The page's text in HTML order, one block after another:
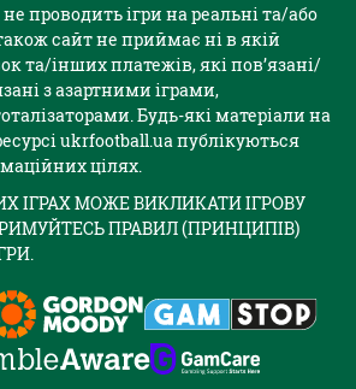
проводить ігри на реальні та/або
сайт не приймає ні в якій
та/інших платежів, які пов’язані/
з азартними іграми,
Будь-які матеріали на
ukrfootball.ua публікуються
цілях.
ІГРАХ МОЖЕ ВИКЛИКАТИ ІГРОВУ
ПРАВИЛ (ПРИНЦИПІВ)